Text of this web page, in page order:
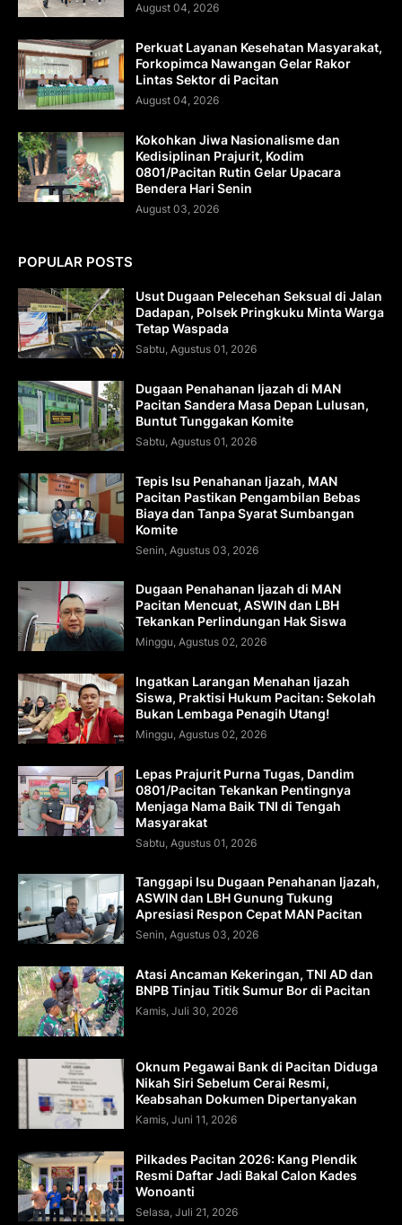
August 04, 2026
Perkuat Layanan Kesehatan Masyarakat,
Forkopimca Nawangan Gelar Rakor
Lintas Sektor di Pacitan
August 04, 2026
Kokohkan Jiwa Nasionalisme dan
Kedisiplinan Prajurit, Kodim
0801/Pacitan Rutin Gelar Upacara
Bendera Hari Senin
August 03, 2026
POPULAR POSTS
Usut Dugaan Pelecehan Seksual di Jalan
Dadapan, Polsek Pringkuku Minta Warga
Tetap Waspada
Sabtu, Agustus 01, 2026
Dugaan Penahanan Ijazah di MAN
Pacitan Sandera Masa Depan Lulusan,
Buntut Tunggakan Komite
Sabtu, Agustus 01, 2026
Tepis Isu Penahanan Ijazah, MAN
Pacitan Pastikan Pengambilan Bebas
Biaya dan Tanpa Syarat Sumbangan
Komite
Senin, Agustus 03, 2026
Dugaan Penahanan Ijazah di MAN
Pacitan Mencuat, ASWIN dan LBH
Tekankan Perlindungan Hak Siswa
Minggu, Agustus 02, 2026
Ingatkan Larangan Menahan Ijazah
Siswa, Praktisi Hukum Pacitan: Sekolah
Bukan Lembaga Penagih Utang!
Minggu, Agustus 02, 2026
Lepas Prajurit Purna Tugas, Dandim
0801/Pacitan Tekankan Pentingnya
Menjaga Nama Baik TNI di Tengah
Masyarakat
Sabtu, Agustus 01, 2026
Tanggapi Isu Dugaan Penahanan Ijazah,
ASWIN dan LBH Gunung Tukung
Apresiasi Respon Cepat MAN Pacitan
Senin, Agustus 03, 2026
Atasi Ancaman Kekeringan, TNI AD dan
BNPB Tinjau Titik Sumur Bor di Pacitan
Kamis, Juli 30, 2026
Oknum Pegawai Bank di Pacitan Diduga
Nikah Siri Sebelum Cerai Resmi,
Keabsahan Dokumen Dipertanyakan
Kamis, Juni 11, 2026
Pilkades Pacitan 2026: Kang Plendik
Resmi Daftar Jadi Bakal Calon Kades
Wonoanti
Selasa, Juli 21, 2026